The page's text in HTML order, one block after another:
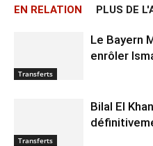
EN RELATION PLUS DE
Transferts
Le Bayern
enrôler
Transferts
Bilal El